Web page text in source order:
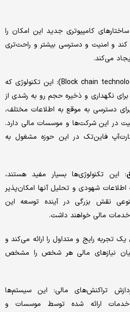
کامپیوتری جدید این امکان را
کند و امنیت و دسترسی بیشتر و راحت‌تری
می‌کند.
تکنولوژی بلوک‌های زنجیره‌ای(Block chain technology): این تکنولوژی که
برای نگهداری و ذخیره حجم رو به رشدی از
دسترسی به موقع به اطلاعات مختلف،
در این شرکت‌ها و موسسات مالی دارد.
فاین‌تک در این حوزه مشغول به
: این تکنولوژی‌ها بسیار مفید هستند،
شهودی و تحلیل آنها امکان‌پذیر
نقش بزرگی در آینده توسعه این
مالی خواهند داشت.
تجربه رایج و متداول را ارائه می‌کند و
نیازهای مالی هر شخص را مشخص
تراکنش‌های مالی: این سیستم‌ها
خدمات ارائه شده توسط موسسات و